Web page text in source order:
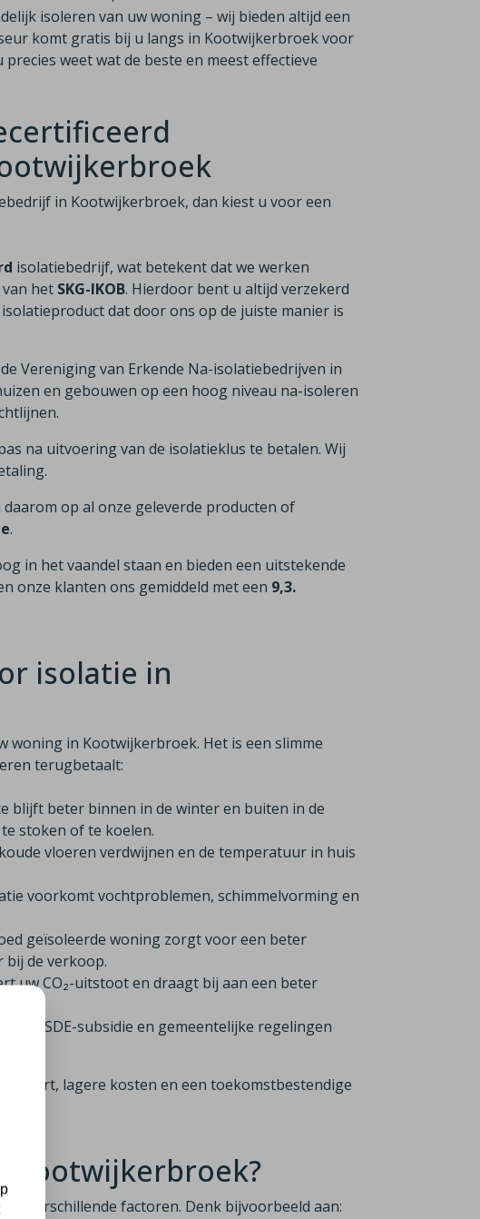
isoleren van uw woning – wij bieden altijd een
komt gratis bij u langs in Kootwijkerbroek voor
weet wat de beste en meest effectieve
in Kootwijkerbroek, dan kiest u voor een
isolatiebedrijf, wat betekent dat we werken
het SKG-IKOB. Hierdoor bent u altijd verzekerd
dat door ons op de juiste manier is
Vereniging van Erkende Na-isolatiebedrijven in
en gebouwen op een hoog niveau na-isoleren
na uitvoering van de isolatieklus te betalen. Wij
op al onze geleverde producten of
.
in het vaandel staan en bieden een uitstekende
onze klanten ons gemiddeld met een 9,3.
isolatie in
woning in Kootwijkerbroek. Het is een slimme
terugbetaalt:
blijft beter binnen in de winter en buiten in de
stoken of te koelen.
vloeren verdwijnen en de temperatuur in huis
voorkomt vochtproblemen, schimmelvorming en
geïsoleerde woning zorgt voor een beter
bij de verkoop.
uw CO₂-uitstoot en draagt bij aan een beter
de ISDE-subsidie en gemeentelijke regelingen
lagere kosten en een toekomstbestendige
Kootwijkerbroek?
verschillende factoren. Denk bijvoorbeeld aan: